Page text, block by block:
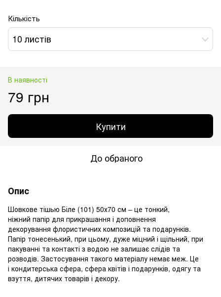
Кількість
10 листів
В наявності
79 грн
Купити
До обраного
Опис
Шовкове тішью Біле (101) 50х70 см – це тонкий,
ніжний папір для прикрашання і доповнення
декорування флористичних композицій та подарунків.
Папір тонесенький, при цьому, дуже міцний і щільний, при
пакуванні та контакті з водою не залишає слідів та
розводів. Застосування такого матеріалу немає меж. Це
і кондитерська сфера, сфера квітів і подарунків, одягу та
взуття, дитячих товарів і декору.